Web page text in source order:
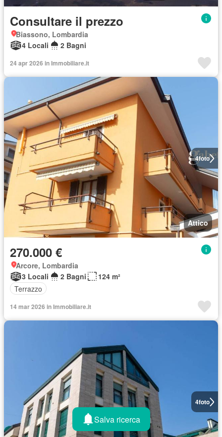
Consultare il prezzo
Biassono, Lombardia
4 Locali
2 Bagni
24 apr 2026 in Immobiliare.it
4foto
Attico
270.000 €
Arcore, Lombardia
3 Locali
2 Bagni
124 m²
Terrazzo
14 mar 2026 in Immobiliare.it
4foto
Salva ricerca